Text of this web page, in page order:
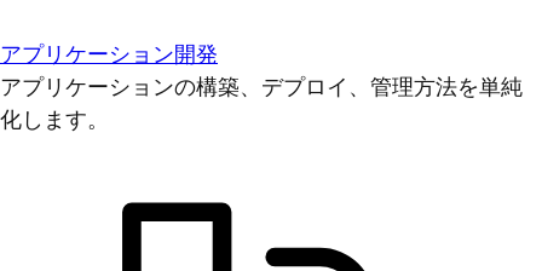
アプリケーション開発
アプリケーションの構築、デプロイ、管理方法を単純
化します。